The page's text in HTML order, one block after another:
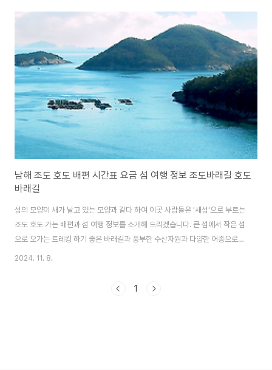
남해 조도 호도 배편 시간표 요금 섬 여행 정보 조도바래길 호도
바래길
섬의 모양이 새가 날고 있는 모양과 같다 하여 이곳 사람들은 '새섬'으로 부르는
조도 호도 가는 배편과 섬 여행 정보를 소개해 드리겠습니다. 큰 섬에서 작은 섬
으로 오가는 트레킹 하기 좋은 바래길과 풍부한 수산자원과 다양한 어종으로
낚시의 최적지이며, 아담한 모래해변은 휴양과 힐링의 섬 남해 조도 호도로 섬
통영 사량도 배편과 여행정보 함께 알아보세요. 통영 사량도 배편 & 여행정보
2024. 11. 8.
1